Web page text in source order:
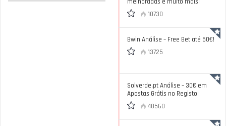
10730
Bwin Análise – Free Bet até 50€!
13725
Solverde.pt Análise – 30€ em
Apostas Grátis no Registo!
40560